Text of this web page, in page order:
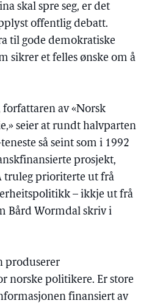
skal spre seg, er det
offentlig debatt.
til gode demokratiske
sikrer et felles ønske om å
forfattaren av «Norsk
seier at rundt halvparten
så seint som i 1992
prosjekt,
truleg prioriterte ut frå
– ikkje ut frå
Bård Wormdal skriv i
produserer
norske politikere. Er store
finansiert av